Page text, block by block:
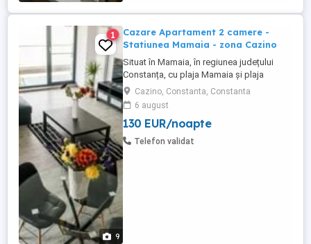
9
1
Cazare Apartament 2 camere -
Statiunea Mamaia - zona Cazino
Situat în Mamaia, în regiunea județului
Constanța, cu plaja Mamaia și plaja
Myrtos în apropiere, Diamond View
Apartments oferă cazare cu parcare
privată gratuită garantată pentru fiecare
apartament. Apartamente cu doua camera
de inchiriat in regim hotelier, Statiunea
Cazino, Constanta, Constanta
6 august
130 EUR/noapte
Telefon validat